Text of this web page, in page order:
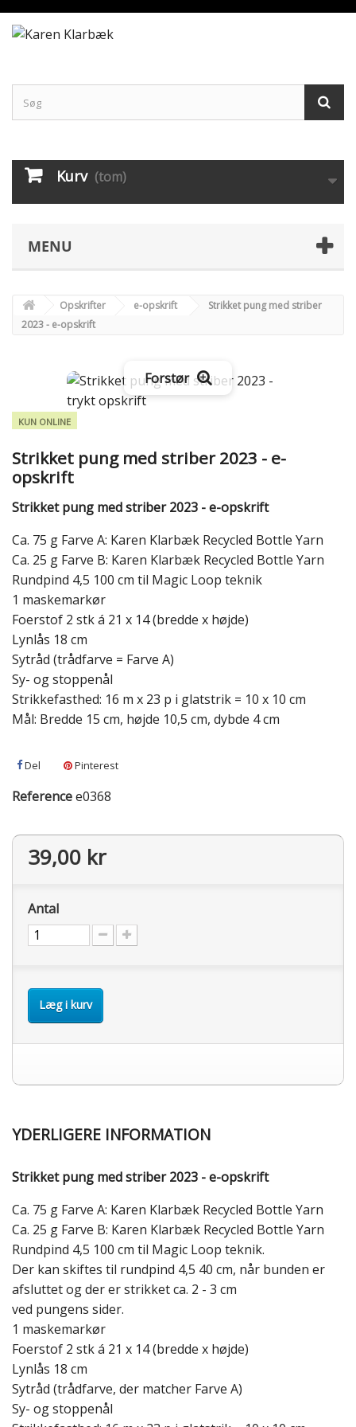
Kurv (tom)
MENU
Opskrifter e-opskrift
Strikket pung med striber
2023 - e-opskrift
Forstør
KUN ONLINE
Strikket pung med striber 2023 - e-
opskrift
Strikket pung med striber 2023 - e-opskrift
Ca. 75 g Farve A: Karen Klarbæk Recycled Bottle Yarn
Ca. 25 g Farve B: Karen Klarbæk Recycled Bottle Yarn
Rundpind 4,5 100 cm til Magic Loop teknik
1 maskemarkør
Foerstof 2 stk á 21 x 14 (bredde x højde)
Lynlås 18 cm
Sytråd (trådfarve = Farve A)
Sy- og stoppenål
Strikkefasthed: 16 m x 23 p i glatstrik = 10 x 10 cm
Mål: Bredde 15 cm, højde 10,5 cm, dybde 4 cm
Del Pinterest
Referencee0368
39,00 kr
Antal
Læg i kurv
YDERLIGERE INFORMATION
Strikket pung med striber 2023 - e-opskrift
Ca. 75 g Farve A: Karen Klarbæk Recycled Bottle Yarn
Ca. 25 g Farve B: Karen Klarbæk Recycled Bottle Yarn
Rundpind 4,5 100 cm til Magic Loop teknik.
Der kan skiftes til rundpind 4,5 40 cm, når bunden er
afsluttet og der er strikket ca. 2 - 3 cm
ved pungens sider.
1 maskemarkør
Foerstof 2 stk á 21 x 14 (bredde x højde)
Lynlås 18 cm
Sytråd (trådfarve, der matcher Farve A)
Sy- og stoppenål